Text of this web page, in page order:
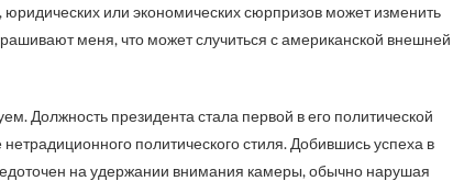
или экономических сюрпризов может изменить
меня, что может случиться с американской внешней
Должность президента стала первой в его политической
политического стиля. Добившись успеха в
на удержании внимания камеры, обычно нарушая